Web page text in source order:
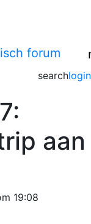
login
search
aan
19:08